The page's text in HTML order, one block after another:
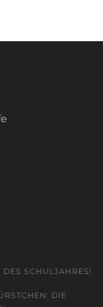
SCHULJAHRES!
DIE AB